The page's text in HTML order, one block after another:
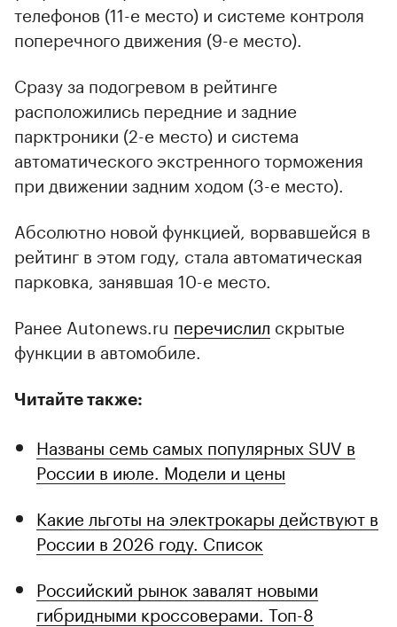
телефонов (11-е место) и системе контроля
поперечного движения (9-е место).
Сразу за подогревом в рейтинге
расположились передние и задние
парктроники (2-е место) и система
автоматического экстренного торможения
при движении задним ходом (3-е место).
Абсолютно новой функцией, ворвавшейся в
рейтинг в этом году, стала автоматическая
парковка, занявшая 10-е место.
Ранее Autonews.ru перечислил скрытые
функции в автомобиле.
Читайте также:
Названы семь самых популярных SUV в
России в июле. Модели и цены
Какие льготы на электрокары действуют в
России в 2026 году. Список
Российский рынок завалят новыми
гибридными кроссоверами. Топ-8